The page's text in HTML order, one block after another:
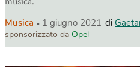
Musica 1 giugno 2021 di
sponsorizzato da Opel